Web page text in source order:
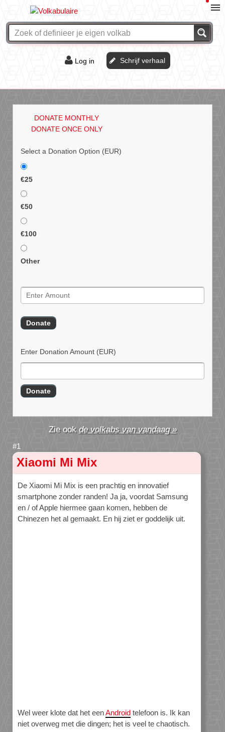
Log in Schrijf verhaal
DONATE MONTHLY
DONATE ONCE ONLY
Select a Donation Option (EUR)
€25
€50
€100
Other
Enter Donation Amount (EUR)
de volkabs van vandaag »
Xiaomi Mi Mix
De Xiaomi Mi Mix is een prachtig en innovatief
smartphone zonder randen! Ja ja, voordat Samsung
en / of Apple hiermee gaan komen, hebben de
Chinezen het al gemaakt. En hij ziet er goddelijk uit.
Wel weer klote dat het eenAndroid telefoon is. Ik kan
niet overweg met die dingen; het is veel te chaotisch.